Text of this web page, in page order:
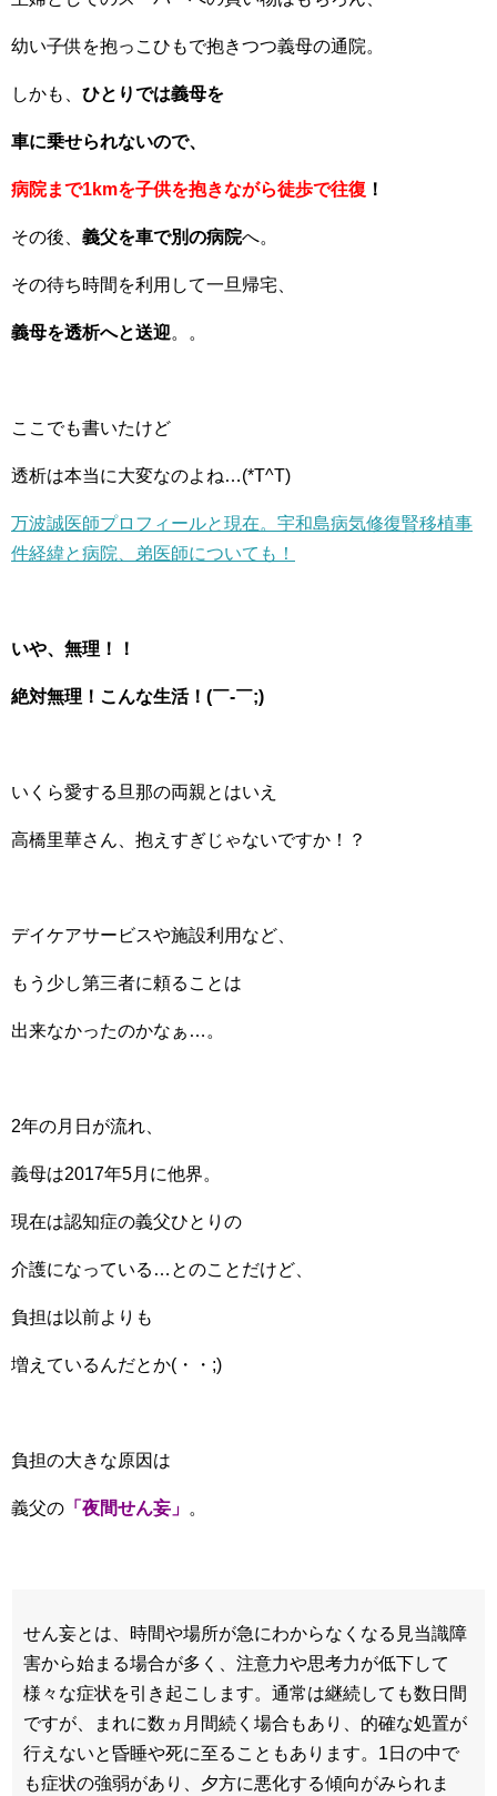
幼い子供を抱っこひもで抱きつつ義母の通院。
しかも、 ひとりでは義母を
車に乗せられないので、
病院まで1kmを子供を抱きながら徒歩で往復 ！
その後、 義父を車で別の病院へ。
その待ち時間を利用して一旦帰宅、
義母を透析へと送迎。。
ここでも書いたけど
透析は本当に大変なのよね…(*T^T)
万波誠医師プロフィールと現在。宇和島病気修復腎移植事
件経緯と病院、弟医師についても！
いや、無理！！
絶対無理！こんな生活！(￣-￣;)
いくら愛する旦那の両親とはいえ
高橋里華さん、抱えすぎじゃないですか！？
デイケアサービスや施設利用など、
もう少し第三者に頼ることは
出来なかったのかなぁ…。
2年の月日が流れ、
義母は2017年5月に他界。
現在は認知症の義父ひとりの
介護になっている…とのことだけど、
負担は以前よりも
増えているんだとか(・・;)
負担の大きな原因は
義父の 「夜間せん妄」 。
せん妄とは、時間や場所が急にわからなくなる見当識障
害から始まる場合が多く、注意力や思考力が低下して
様々な症状を引き起こします。通常は継続しても数日間
ですが、まれに数ヵ月間続く場合もあり、的確な処置が
行えないと昏睡や死に至ることもあります。1日の中で
も症状の強弱があり、夕方に悪化する傾向がみられま